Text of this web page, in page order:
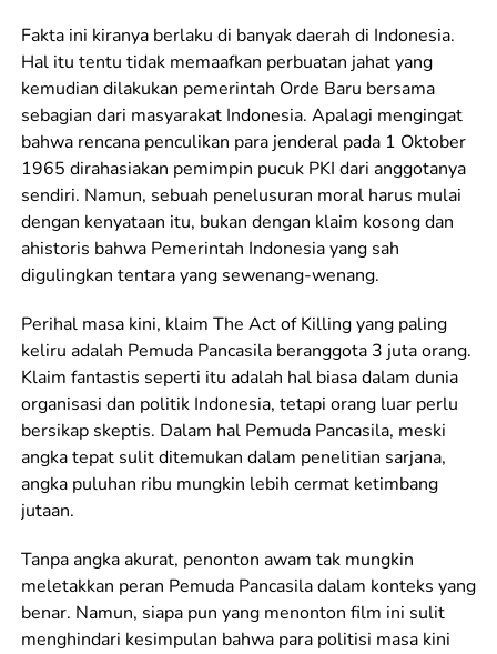
Fakta ini kiranya berlaku di banyak daerah di Indonesia.
Hal itu tentu tidak memaafkan perbuatan jahat yang
kemudian dilakukan pemerintah Orde Baru bersama
sebagian dari masyarakat Indonesia. Apalagi mengingat
bahwa rencana penculikan para jenderal pada 1 Oktober
1965 dirahasiakan pemimpin pucuk PKI dari anggotanya
sendiri. Namun, sebuah penelusuran moral harus mulai
dengan kenyataan itu, bukan dengan klaim kosong dan
ahistoris bahwa Pemerintah Indonesia yang sah
digulingkan tentara yang sewenang-wenang.
Perihal masa kini, klaim The Act of Killing yang paling
keliru adalah Pemuda Pancasila beranggota 3 juta orang.
Klaim fantastis seperti itu adalah hal biasa dalam dunia
organisasi dan politik Indonesia, tetapi orang luar perlu
bersikap skeptis. Dalam hal Pemuda Pancasila, meski
angka tepat sulit ditemukan dalam penelitian sarjana,
angka puluhan ribu mungkin lebih cermat ketimbang
jutaan.
Tanpa angka akurat, penonton awam tak mungkin
meletakkan peran Pemuda Pancasila dalam konteks yang
benar. Namun, siapa pun yang menonton film ini sulit
menghindari kesimpulan bahwa para politisi masa kini